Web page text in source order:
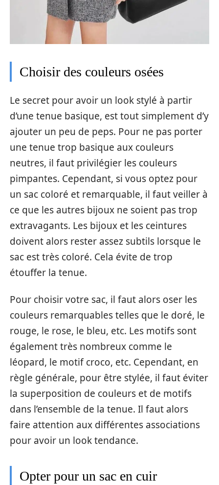
Choisir des couleurs osées
Le secret pour avoir un look stylé à partir
d’une tenue basique, est tout simplement d’y
ajouter un peu de peps. Pour ne pas porter
une tenue trop basique aux couleurs
neutres, il faut privilégier les couleurs
pimpantes. Cependant, si vous optez pour
un sac coloré et remarquable, il faut veiller à
ce que les autres bijoux ne soient pas trop
extravagants. Les bijoux et les ceintures
doivent alors rester assez subtils lorsque le
sac est très coloré. Cela évite de trop
étouffer la tenue.
Pour choisir votre sac, il faut alors oser les
couleurs remarquables telles que le doré, le
rouge, le rose, le bleu, etc. Les motifs sont
également très nombreux comme le
léopard, le motif croco, etc. Cependant, en
règle générale, pour être stylée, il faut éviter
la superposition de couleurs et de motifs
dans l’ensemble de la tenue. Il faut alors
faire attention aux différentes associations
pour avoir un look tendance.
Opter pour un sac en cuir